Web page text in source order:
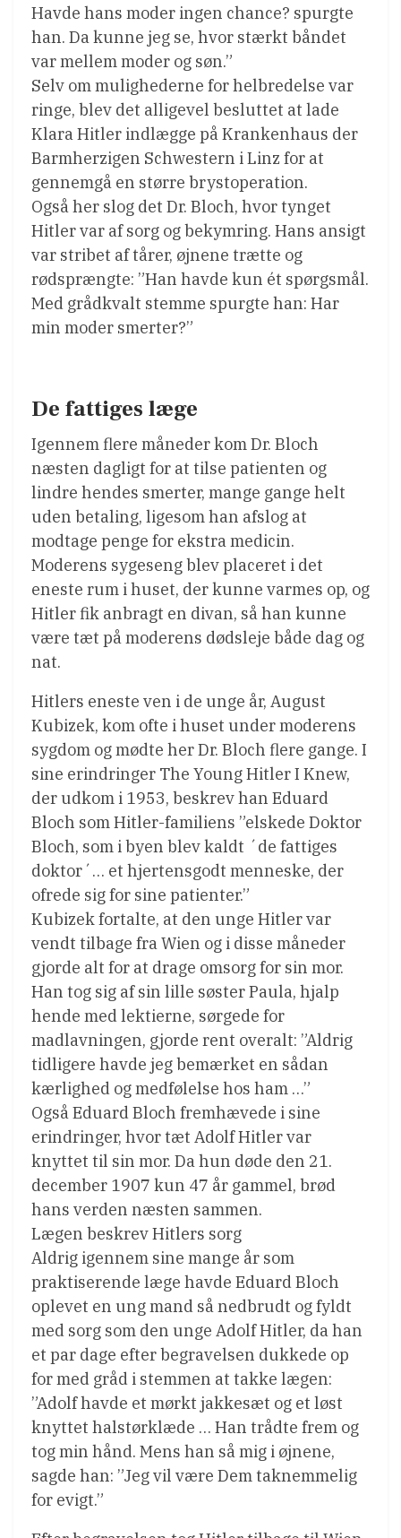
Havde hans moder ingen chance? spurgte
han. Da kunne jeg se, hvor stærkt båndet
var mellem moder og søn.”
Selv om mulighederne for helbredelse var
ringe, blev det alligevel besluttet at lade
Klara Hitler indlægge på Krankenhaus der
Barmherzigen Schwestern i Linz for at
gennemgå en større brystoperation.
Også her slog det Dr. Bloch, hvor tynget
Hitler var af sorg og bekymring. Hans ansigt
var stribet af tårer, øjnene trætte og
rødsprængte: ”Han havde kun ét spørgsmål.
Med grådkvalt stemme spurgte han: Har
min moder smerter?”
De fattiges læge
Igennem flere måneder kom Dr. Bloch
næsten dagligt for at tilse patienten og
lindre hendes smerter, mange gange helt
uden betaling, ligesom han afslog at
modtage penge for ekstra medicin.
Moderens sygeseng blev placeret i det
eneste rum i huset, der kunne varmes op, og
Hitler fik anbragt en divan, så han kunne
være tæt på moderens dødsleje både dag og
nat.
Hitlers eneste ven i de unge år, August
Kubizek, kom ofte i huset under moderens
sygdom og mødte her Dr. Bloch flere gange. I
sine erindringer The Young Hitler I Knew,
der udkom i 1953, beskrev han Eduard
Bloch som Hitler-familiens ”elskede Doktor
Bloch, som i byen blev kaldt ´de fattiges
doktor´… et hjertensgodt menneske, der
ofrede sig for sine patienter.”
Kubizek fortalte, at den unge Hitler var
vendt tilbage fra Wien og i disse måneder
gjorde alt for at drage omsorg for sin mor.
Han tog sig af sin lille søster Paula, hjalp
hende med lektierne, sørgede for
madlavningen, gjorde rent overalt: ”Aldrig
tidligere havde jeg bemærket en sådan
kærlighed og medfølelse hos ham …”
Også Eduard Bloch fremhævede i sine
erindringer, hvor tæt Adolf Hitler var
knyttet til sin mor. Da hun døde den 21.
december 1907 kun 47 år gammel, brød
hans verden næsten sammen.
Lægen beskrev Hitlers sorg
Aldrig igennem sine mange år som
praktiserende læge havde Eduard Bloch
oplevet en ung mand så nedbrudt og fyldt
med sorg som den unge Adolf Hitler, da han
et par dage efter begravelsen dukkede op
for med gråd i stemmen at takke lægen:
”Adolf havde et mørkt jakkesæt og et løst
knyttet halstørklæde … Han trådte frem og
tog min hånd. Mens han så mig i øjnene,
sagde han: ”Jeg vil være Dem taknemmelig
for evigt.”